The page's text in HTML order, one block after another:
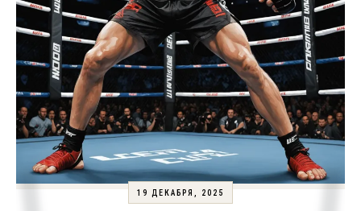
19 ДЕКАБРЯ, 2025